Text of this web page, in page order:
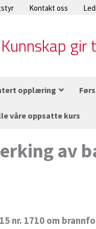
Kontakt oss
Kunnskap
opplæring
våre oppsatte kurs
av
nr. 1710 om